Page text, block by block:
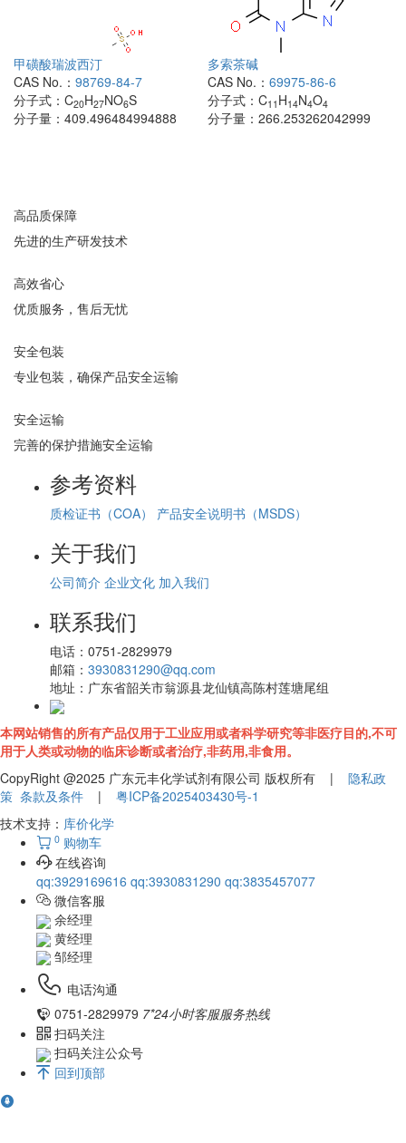
甲磺酸瑞波西汀
CAS No.： 98769-84-7
分子式： C20H27NO6S
分子量： 409.496484994888
多索茶碱
CAS No.： 69975-86-6
分子式： C11 H14N4O4
分子量： 266.253262042999
高品质保障
先进的生产研发技术
高效省心
优质服务，售后无忧
安全包装
专业包装，确保产品安全运输
安全运输
完善的保护措施安全运输
参考资料
质检证书（COA） 产品安全说明书（MSDS）
关于我们
公司简介 企业文化 加入我们
联系我们
电话： 0751-2829979
邮箱： 3930831290@qq.com
地址： 广东省韶关市翁源县龙仙镇高陈村莲塘尾组
本网站销售的所有产品仅用于工业应用或者科学研究等非医疗目的,不可
用于人类或动物的临床诊断或者治疗,非药用,非食用。
CopyRight @2025 广东元丰化学试剂有限公司 版权所有 | 隐私政
策 条款及条件 | 粤ICP备2025403430号-1
技术支持： 库价化学
0 购物车
在线咨询
qq:3929169616 qq:3930831290 qq:3835457077
微信客服
余经理
黄经理
邹经理
电话沟通
0751-2829979 7*24小时客服服务热线
扫码关注
扫码关注公众号
回到顶部